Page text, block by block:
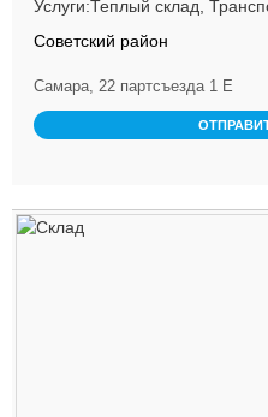
Услуги:Теплый склад,
Советский район
Самара, 22 партсъезда 1 Е